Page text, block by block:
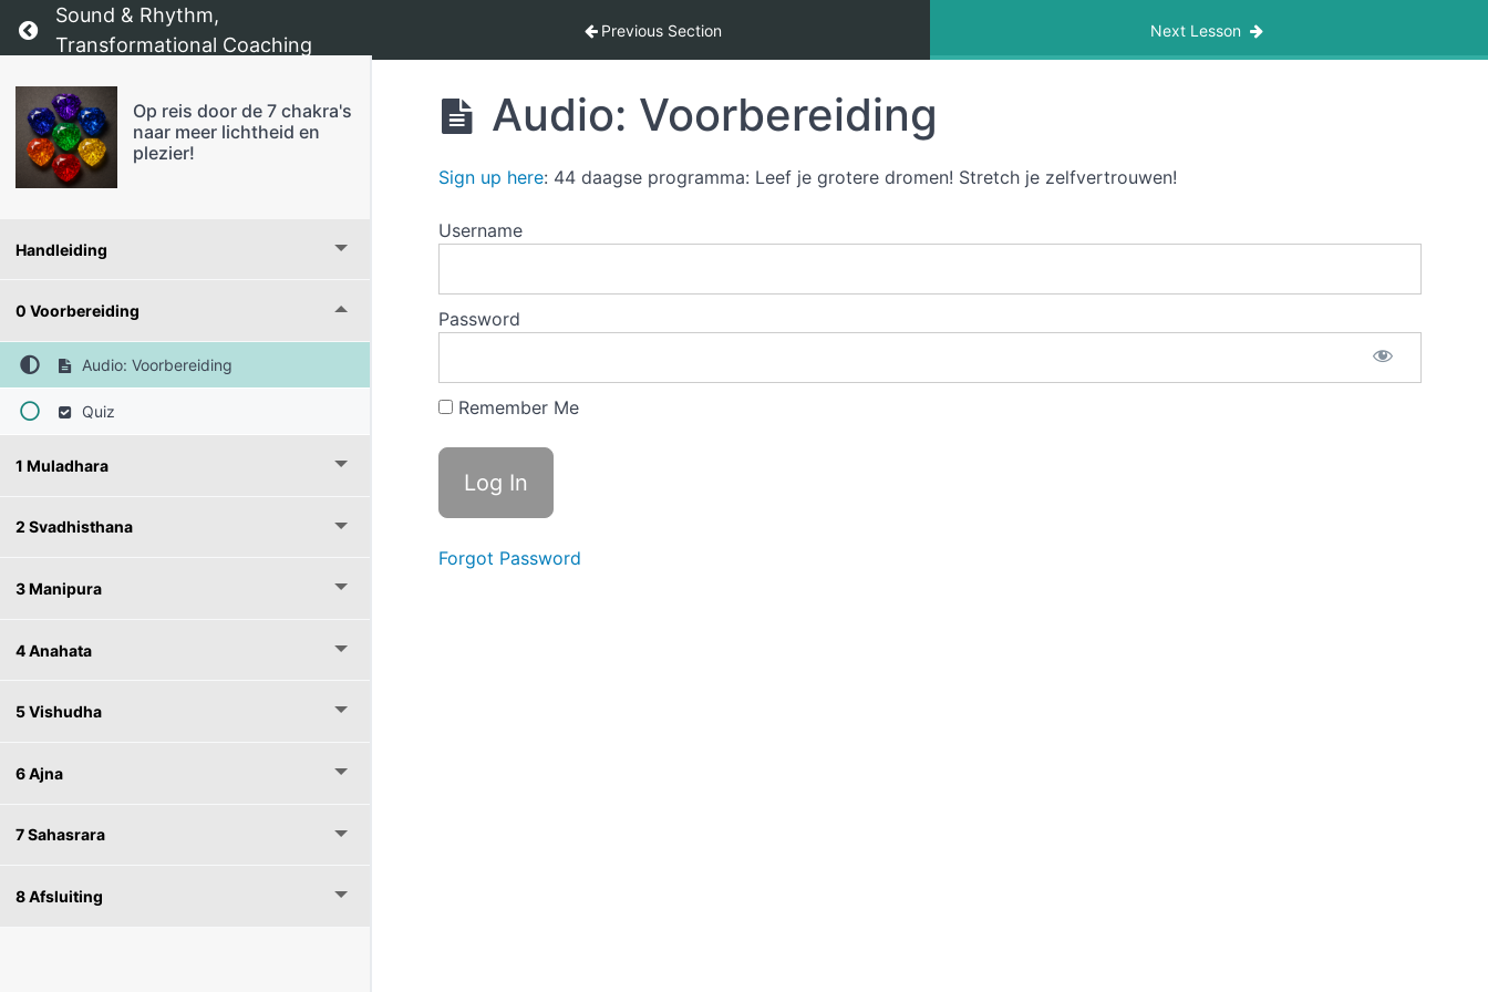
Return to course: Op reis door de 7 chakra’s naar meer lichtheid en plezier!
Sound & Rhythm,
Transformational Coaching
Previous Section Next Lesson
Op reis door de 7 chakra's
naar meer lichtheid en
plezier!
Handleiding
0 Voorbereiding
Audio: Voorbereiding
Quiz
1 Muladhara
2 Svadhisthana
3 Manipura
4 Anahata
5 Vishudha
6 Ajna
7 Sahasrara
8 Afsluiting
Audio: Voorbereiding
Sign up here: 44 daagse programma: Leef je grotere dromen! Stretch je zelfvertrouwen!
Username
Password
Remember Me
Forgot Password